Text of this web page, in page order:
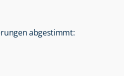
abgestimmt: